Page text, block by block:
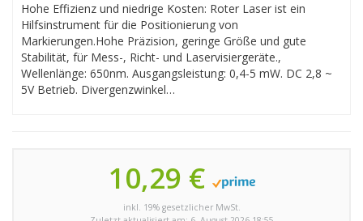
Hohe Effizienz und niedrige Kosten: Roter Laser ist ein
Hilfsinstrument für die Positionierung von
Markierungen.Hohe Präzision, geringe Größe und gute
Stabilität, für Mess-, Richt- und Laservisiergeräte.,
Wellenlänge: 650nm. Ausgangsleistung: 0,4-5 mW. DC 2,8 ~
5V Betrieb. Divergenzwinkel…
10,29 €
inkl. 19% gesetzlicher MwSt.